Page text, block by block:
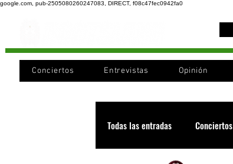
google.com, pub-2505080260247083, DIRECT, f08c47fec0942fa0
Conciertos Entrevistas Opinión
Todas las entradas Conciertos